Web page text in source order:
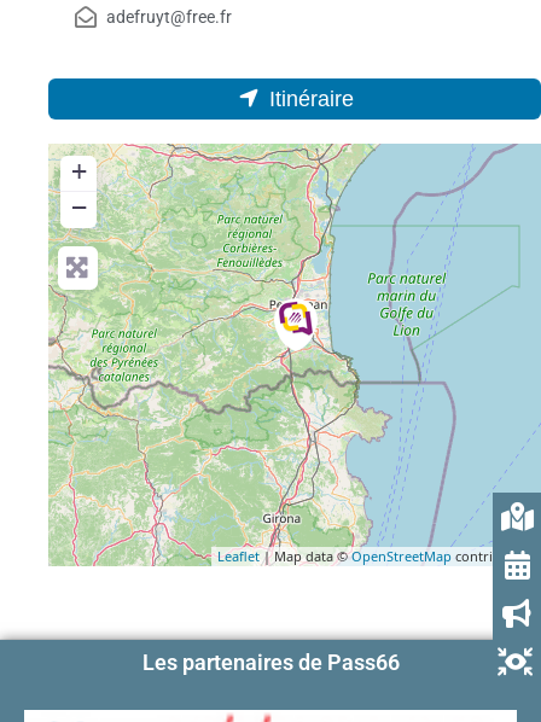
adefruyt@free.fr
Itinéraire
+
−
Leaflet | Map data ©OpenStreetMap contributors
Les partenaires de Pass66